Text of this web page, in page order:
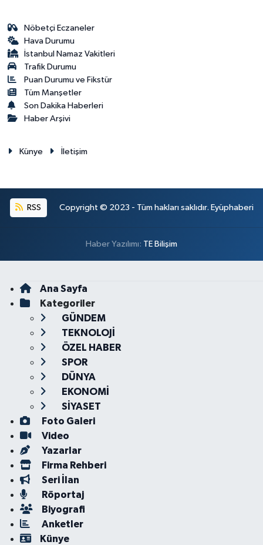
Nöbetçi Eczaneler
Hava Durumu
İstanbul Namaz Vakitleri
Trafik Durumu
Puan Durumu ve Fikstür
Tüm Manşetler
Son Dakika Haberleri
Haber Arşivi
Künye İletişim
RSS Copyright © 2023 - Tüm hakları saklıdır. Eyüphaberi
Haber Yazılımı: TE Bilişim
Ana Sayfa
Kategoriler
GÜNDEM
TEKNOLOJİ
ÖZEL HABER
SPOR
DÜNYA
EKONOMİ
SİYASET
Foto Galeri
Video
Yazarlar
Firma Rehberi
Seri İlan
Röportaj
Biyografi
Anketler
Künye